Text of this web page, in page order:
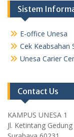
Sistem
E-office Unesa
Cek Keabsahan
Unesa Carier
Contact Us
KAMPUS UNESA 1
Jl. Ketintang Gedung